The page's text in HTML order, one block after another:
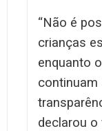
“Não é
crianças
enquanto
continuam
declarou o